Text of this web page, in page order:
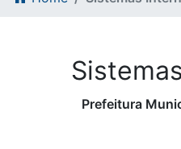
Prefeitura